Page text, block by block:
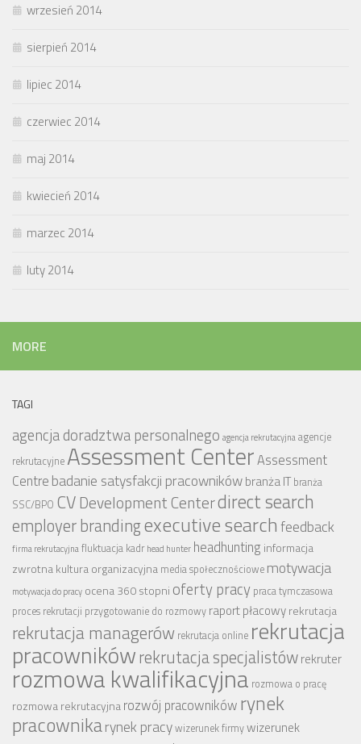
wrzesień 2014
sierpień 2014
lipiec 2014
czerwiec 2014
maj 2014
kwiecień 2014
marzec 2014
luty 2014
MORE
TAGI
agencja doradztwa personalnego agencja rekrutacyjnaagencje
rekrutacyjne Assessment CenterAssessment
Centre badanie satysfakcji pracownikówbranża IT branża
SSC/BPO CV Development Centerdirect search
employer brandingexecutive searchfeedback
firma rekrutacyjnafluktuacja kadr head hunter headhunting informacja
zwrotnakultura organizacyjna media społecznościowe motywacja
motywacja do pracy ocena 360 stopni oferty pracy praca tymczasowa
proces rekrutacji przygotowanie do rozmowy raport płacowyrekrutacja
rekrutacja managerów rekrutacja online rekrutacja
pracownikówrekrutacja specjalistówrekruter
rozmowa kwalifikacyjna rozmowa o pracę
rozmowa rekrutacyjnarozwój pracowników rynek
pracownikarynek pracywizerunek firmywizerunek